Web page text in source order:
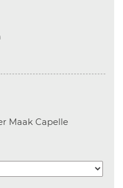
Maak CapelleAanvinken
om informatie over